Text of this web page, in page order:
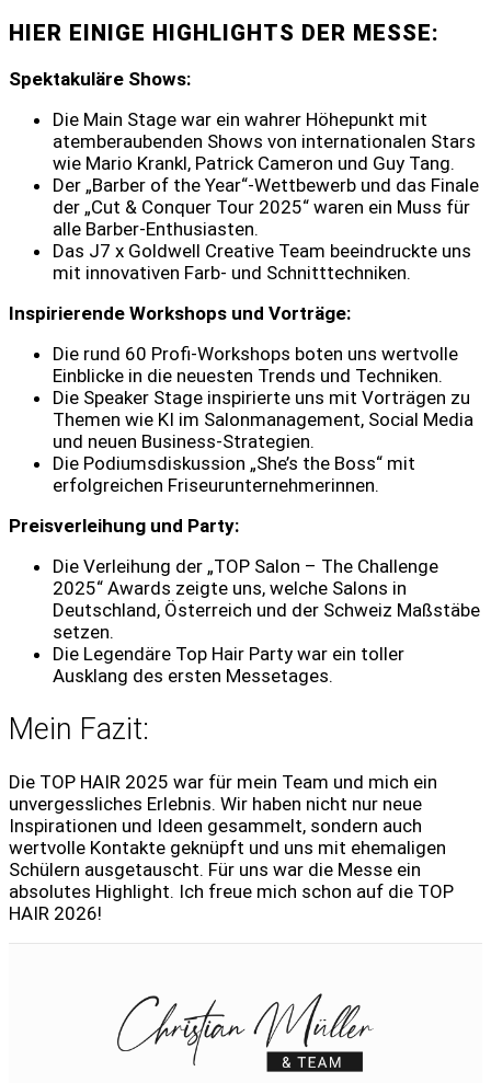
HIER EINIGE HIGHLIGHTS DER MESSE:
Spektakuläre Shows:
Die Main Stage war ein wahrer Höhepunkt mit
atemberaubenden Shows von internationalen Stars
wie Mario Krankl, Patrick Cameron und Guy Tang.
Der „Barber of the Year“-Wettbewerb und das Finale
der „Cut & Conquer Tour 2025“ waren ein Muss für
alle Barber-Enthusiasten.
Das J7 x Goldwell Creative Team beeindruckte uns
mit innovativen Farb- und Schnitttechniken.
Inspirierende Workshops und Vorträge:
Die rund 60 Profi-Workshops boten uns wertvolle
Einblicke in die neuesten Trends und Techniken.
Die Speaker Stage inspirierte uns mit Vorträgen zu
Themen wie KI im Salonmanagement, Social Media
und neuen Business-Strategien.
Die Podiumsdiskussion „She’s the Boss“ mit
erfolgreichen Friseurunternehmerinnen.
Preisverleihung und Party:
Die Verleihung der „TOP Salon – The Challenge
2025“ Awards zeigte uns, welche Salons in
Deutschland, Österreich und der Schweiz Maßstäbe
setzen.
Die Legendäre Top Hair Party war ein toller
Ausklang des ersten Messetages.
Mein Fazit:
Die TOP HAIR 2025 war für mein Team und mich ein
unvergessliches Erlebnis. Wir haben nicht nur neue
Inspirationen und Ideen gesammelt, sondern auch
wertvolle Kontakte geknüpft und uns mit ehemaligen
Schülern ausgetauscht. Für uns war die Messe ein
absolutes Highlight. Ich freue mich schon auf die TOP
HAIR 2026!